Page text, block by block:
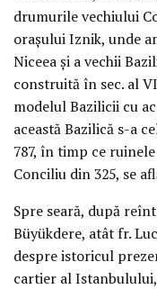
drumurile vechiului
orașului Iznik, unde
Niceea și a vechii
construită în sec. al
modelul Bazilicii cu
această Bazilică s-a
787, în timp ce
Conciliu din 325, se
Spre seară, după
Büyükdere, atât fr.
despre istoricul
cartier al